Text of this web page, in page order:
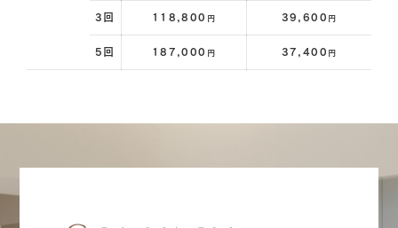
3回 118,800 円 39,600 円
5回 187,000 円 37,400 円